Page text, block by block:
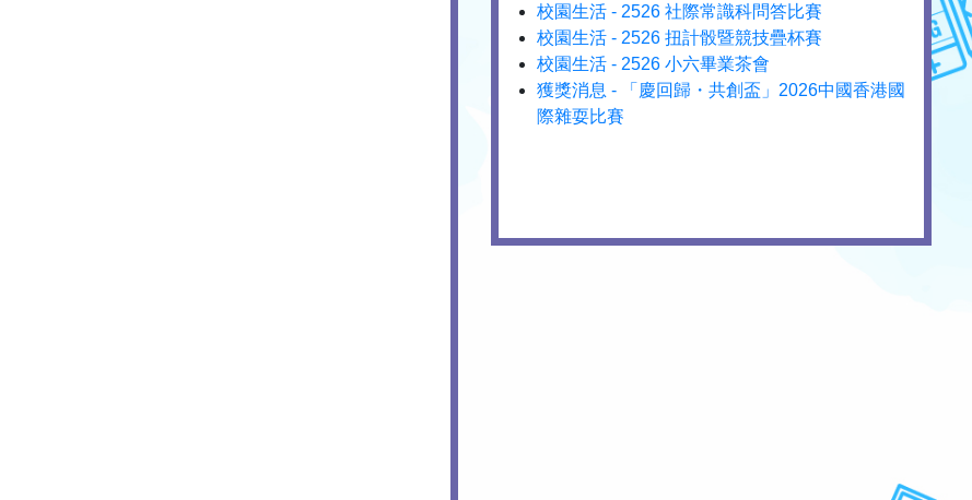
校園生活 - 2526 社際常識科問答比賽
校園生活 - 2526 扭計骰暨競技疊杯賽
校園生活 - 2526 小六畢業茶會
獲獎消息 - 「慶回歸・共創盃」2026中國香港國
際雜耍比賽